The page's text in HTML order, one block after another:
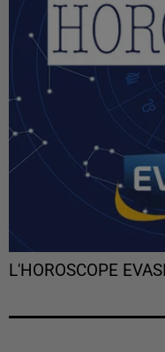
L'HOROSCOPE